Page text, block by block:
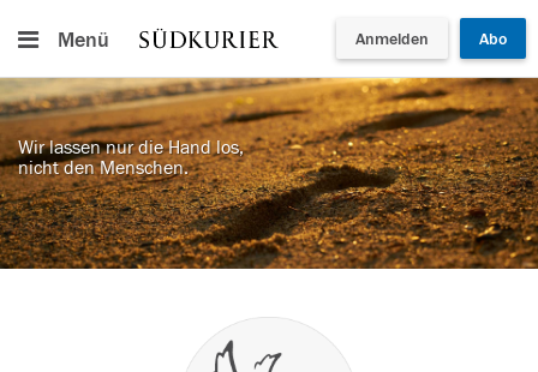
Menü Anmelden Abo
Wir lassen nur die Hand los,
nicht den Menschen.